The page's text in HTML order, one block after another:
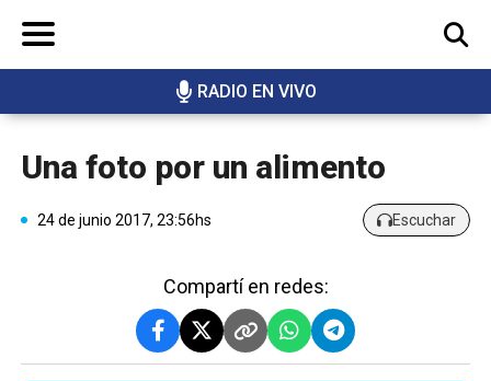
RADIO EN VIVO
BUSCAR
Una foto por un alimento
24 de junio 2017, 23:56hs Escuchar
Compartí en redes: